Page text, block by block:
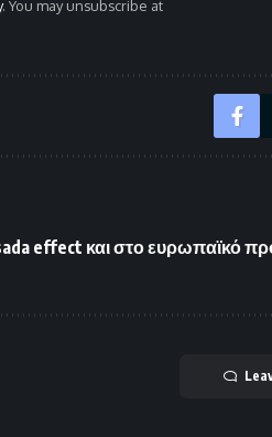
. You may unsubscribe at
effect και στο ευρωπαϊκό